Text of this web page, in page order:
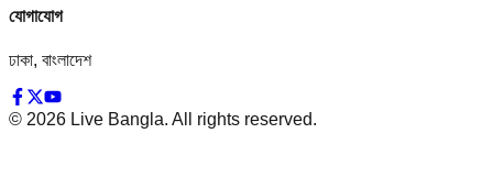
যোগাযোগ
ঢাকা, বাংলাদেশ
© 2026 Live Bangla. All rights reserved.